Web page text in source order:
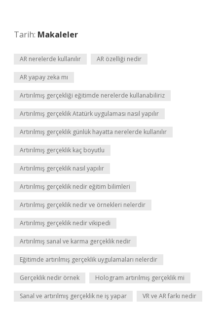
Tarih: Makaleler
AR nerelerde kullanılır AR özelliği nedir
AR yapay zeka mı
Artırılmış gerçekliği eğitimde nerelerde kullanabiliriz
Artırılmış gerçeklik Atatürk uygulaması nasıl yapılır
Artırılmış gerçeklik günlük hayatta nerelerde kullanılır
Artırılmış gerçeklik kaç boyutlu
Artırılmış gerçeklik nasıl yapılır
Artırılmış gerçeklik nedir eğitim bilimleri
Artırılmış gerçeklik nedir ve örnekleri nelerdir
Artırılmış gerçeklik nedir vikipedi
Artırılmış sanal ve karma gerçeklik nedir
Eğitimde artırılmış gerçeklik uygulamaları nelerdir
Gerçeklik nedir örnek Hologram artırılmış gerçeklik mi
Sanal ve artırılmış gerçeklik ne iş yapar VR ve AR farkı nedir